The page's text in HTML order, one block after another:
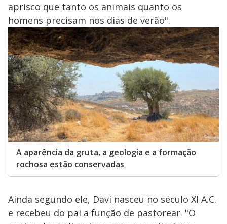
aprisco que tanto os animais quanto os
homens precisam nos dias de verão".
A aparência da gruta, a geologia e a formação
rochosa estão conservadas
Ainda segundo ele, Davi nasceu no século XI A.C.
e recebeu do pai a função de pastorear. "O